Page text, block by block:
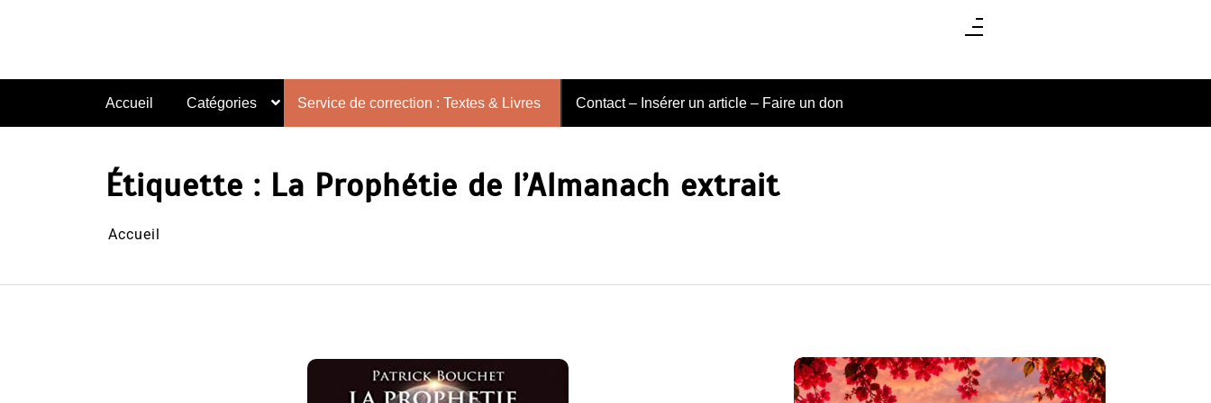
Accueil Catégories Service de correction : Textes & Livres Contact – Insérer un article – Faire un don
Étiquette : La Prophétie de l’Almanach extrait
Accueil